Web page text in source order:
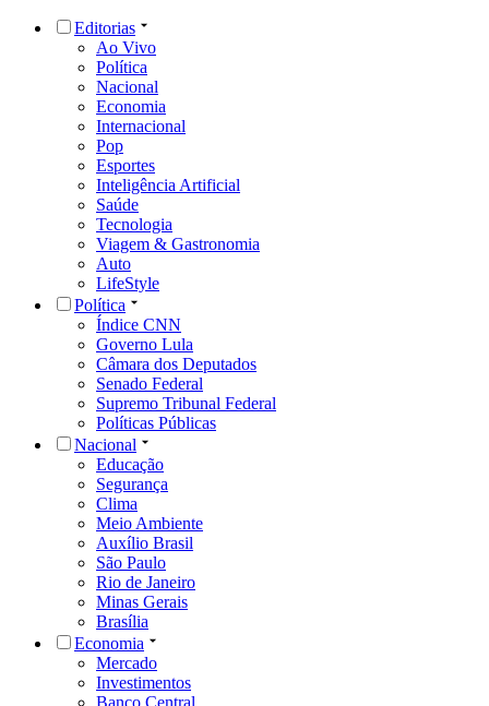
Editorias
Ao Vivo
Política
Nacional
Economia
Internacional
Pop
Esportes
Inteligência Artificial
Saúde
Tecnologia
Viagem & Gastronomia
Auto
LifeStyle
Política
Índice CNN
Governo Lula
Câmara dos Deputados
Senado Federal
Supremo Tribunal Federal
Políticas Públicas
Nacional
Educação
Segurança
Clima
Meio Ambiente
Auxílio Brasil
São Paulo
Rio de Janeiro
Minas Gerais
Brasília
Economia
Mercado
Investimentos